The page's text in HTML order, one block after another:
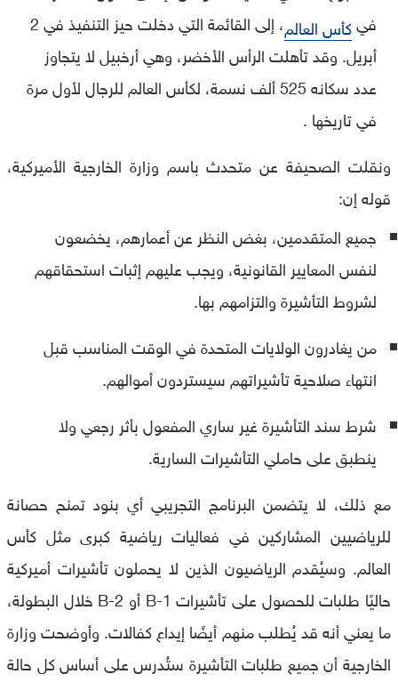
فيكأس العالم
، إلى القائمة التي دخلت حيز التنفيذ في 2
أبريل. وقد تأهلت الرأس الأخضر، وهي أرخبيل لا يتجاوز
عدد سكانه 525 ألف نسمة، لكأس العالم للرجال لأول مرة
في تاريخها .
ونقلت الصحيفة عن متحدث باسم وزارة الخارجية الأميركية،
قوله إن:
جميع المتقدمين، بغض النظر عن أعمارهم، يخضعون
لنفس المعايير القانونية، ويجب عليهم إثبات استحقاقهم
لشروط التأشيرة والتزامهم بها.
من يغادرون الولايات المتحدة في الوقت المناسب قبل
انتهاء صلاحية تأشيراتهم سيستردون أموالهم.
شرط سند التأشيرة غير ساري المفعول بأثر رجعي ولا
ينطبق على حاملي التأشيرات السارية.
مع ذلك، لا يتضمن البرنامج التجريبي أي بنود تمنح حصانة
للرياضيين المشاركين في فعاليات رياضية كبرى مثل كأس
العالم. وسيُقدم الرياضيون الذين لا يحملون تأشيرات أميركية
حاليًا طلبات للحصول على تأشيرات B-1 أو B-2 خلال البطولة،
ما يعني أنه قد يُطلب منهم أيضًا إيداع كفالات. وأوضحت وزارة
الخارجية أن جميع طلبات التأشيرة ستُدرس على أساس كل حالة